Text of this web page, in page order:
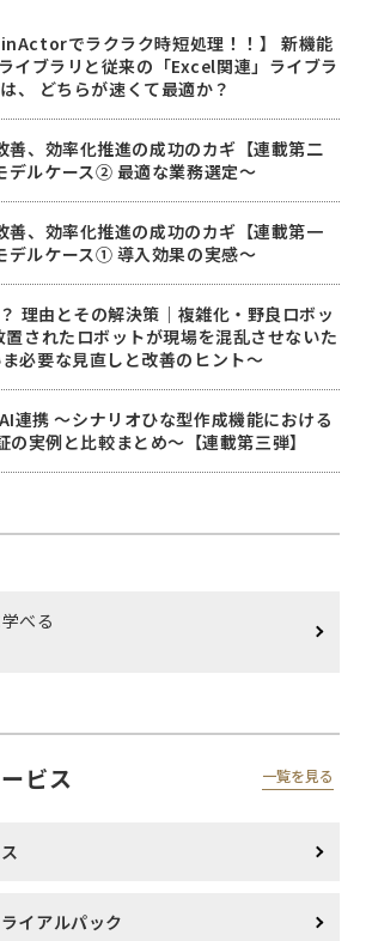
でラクラク時短処理！！】 新機能
イブラリと従来の「Excel関連」ライブラ
、 どちらが速くて最適か？
善、効率化推進の成功のカギ【連載第二
デルケース② 最適な業務選定～
善、効率化推進の成功のカギ【連載第一
デルケース① 導入効果の実感～
理由とその解決策｜複雑化・野良ロボッ
置されたロボットが現場を混乱させないた
必要な見直しと改善のヒント〜
携 ～シナリオひな型作成機能における
の実例と比較まとめ～【連載第三弾】
べる
ビス 一覧を見る
イアルパック